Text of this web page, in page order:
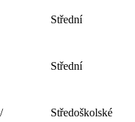
Střední
Střední
Středoškolské